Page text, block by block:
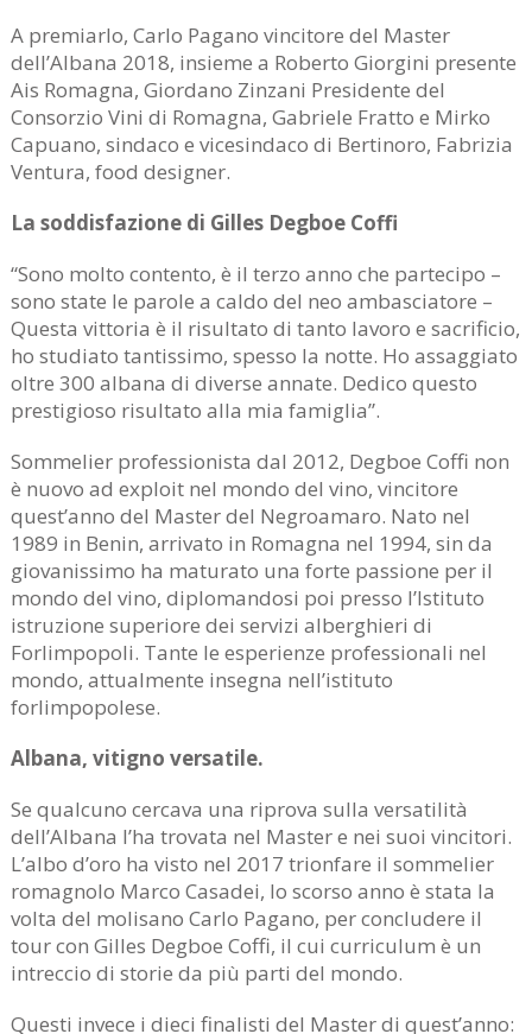
A premiarlo, Carlo Pagano vincitore del Master
dell’Albana 2018, insieme a Roberto Giorgini presente
Ais Romagna, Giordano Zinzani Presidente del
Consorzio Vini di Romagna, Gabriele Fratto e Mirko
Capuano, sindaco e vicesindaco di Bertinoro, Fabrizia
Ventura, food designer.
La soddisfazione di Gilles Degboe Coffi
“Sono molto contento, è il terzo anno che partecipo –
sono state le parole a caldo del neo ambasciatore –
Questa vittoria è il risultato di tanto lavoro e sacrificio,
ho studiato tantissimo, spesso la notte. Ho assaggiato
oltre 300 albana di diverse annate. Dedico questo
prestigioso risultato alla mia famiglia”.
Sommelier professionista dal 2012, Degboe Coffi non
è nuovo ad exploit nel mondo del vino, vincitore
quest’anno del Master del Negroamaro. Nato nel
1989 in Benin, arrivato in Romagna nel 1994, sin da
giovanissimo ha maturato una forte passione per il
mondo del vino, diplomandosi poi presso l’Istituto
istruzione superiore dei servizi alberghieri di
Forlimpopoli. Tante le esperienze professionali nel
mondo, attualmente insegna nell’istituto
forlimpopolese.
Albana, vitigno versatile.
Se qualcuno cercava una riprova sulla versatilità
dell’Albana l’ha trovata nel Master e nei suoi vincitori.
L’albo d’oro ha visto nel 2017 trionfare il sommelier
romagnolo Marco Casadei, lo scorso anno è stata la
volta del molisano Carlo Pagano, per concludere il
tour con Gilles Degboe Coffi, il cui curriculum è un
intreccio di storie da più parti del mondo.
Questi invece i dieci finalisti del Master di quest’anno: